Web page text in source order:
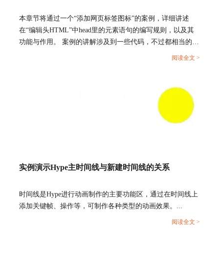
使用绝对起始关键帧，那么对象会回到初始位置重
新移动；而采用相对起始关键帧就能从当前位置继
续移动，很顺滑地承接前了一段的运动状态。
在后面的章节中，会有更多的例子使用到绝对和
本章节将通过一个“添加网页标签图标”的案例，详细讲述
在“编辑头HTML”中head里的元素语句的编写规则，以及其
功能与作用。 案例的讲解涉及到一些代码，不过都相当的简
单，相信小伙伴通过这样一个案例能够举一反三，掌握
阅读全文 >
实例演示Hype主时间线与新建时间线的关系
时间线是Hype进行动画制作的主要功能区，通过在时间线上
添加关键帧、操作等，可制作各种类型的动画效果。...
阅读全文 >